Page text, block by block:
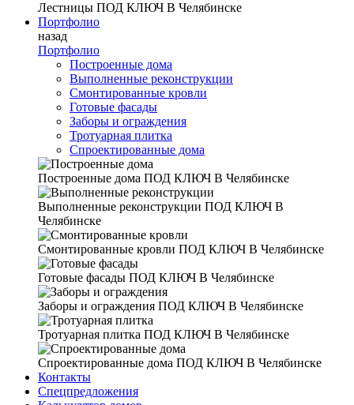
Лестницы ПОД КЛЮЧ В Челябинске
Портфолио
назад
Портфолио
Построенные дома
Выполненные реконструкции
Смонтированные кровли
Готовые фасады
Заборы и ограждения
Тротуарная плитка
Спроектированные дома
Построенные дома ПОД КЛЮЧ В Челябинске
Выполненные реконструкции ПОД КЛЮЧ В
Челябинске
Смонтированные кровли ПОД КЛЮЧ В Челябинске
Готовые фасады ПОД КЛЮЧ В Челябинске
Заборы и ограждения ПОД КЛЮЧ В Челябинске
Тротуарная плитка ПОД КЛЮЧ В Челябинске
Спроектированные дома ПОД КЛЮЧ В Челябинске
Контакты
Спецпредложения